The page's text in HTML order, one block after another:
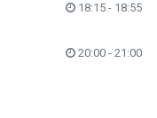
18:15 - 18:55
20:00 - 21:00